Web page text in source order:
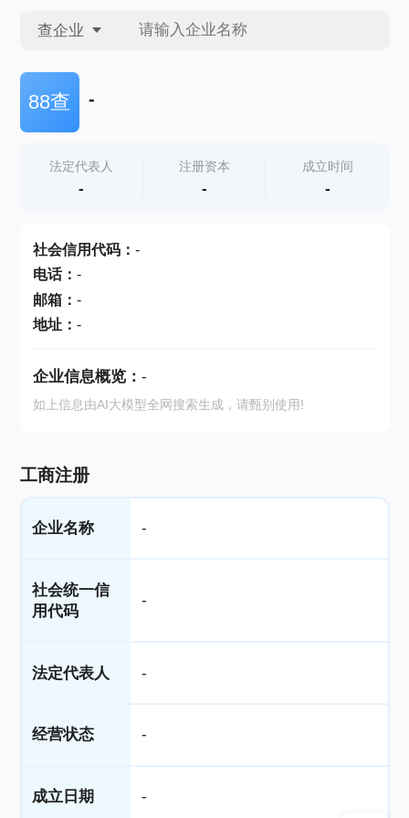
查企业
查企业
查产地
88查 -
法定代表人
-
注册资本
-
成立时间
-
社会信用代码： -
电话： -
邮箱： -
地址： -
企业信息概览： -
如上信息由AI大模型全网搜索生成，请甄别使用!
工商注册
企业名称 -
社会统一信
用代码
-
法定代表人 -
经营状态 -
成立日期 -